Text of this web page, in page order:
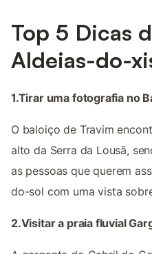
Top 5 Dicas
Aldeias-do-
1.Tirar uma fotografia no
O baloiço de Travim
alto da Serra da Lousã,
as pessoas que querem
do-sol com uma vista
2.Visitar a praia fluvial